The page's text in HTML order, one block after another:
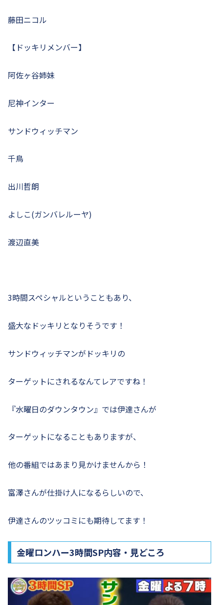
藤田ニコル
【ドッキリメンバー】
阿佐ヶ谷姉妹
尼神インター
サンドウィッチマン
千鳥
出川哲朗
よしこ(ガンバレルーヤ)
渡辺直美
3時間スペシャルということもあり、
盛大なドッキリとなりそうです！
サンドウィッチマンがドッキリの
ターゲットにされるなんてレアですね！
『水曜日のダウンタウン』では伊達さんが
ターゲットになることもありますが、
他の番組ではあまり見かけませんから！
富澤さんが仕掛け人になるらしいので、
伊達さんのツッコミにも期待してます！
金曜ロンハー3時間SP内容・見どころ